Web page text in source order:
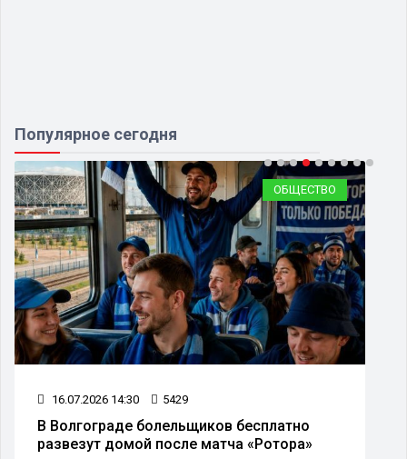
Популярное сегодня
ОБЩЕСТВО
16.07.2026 14:30 5429
В Волгограде болельщиков бесплатно
развезут домой после матча «Ротора»